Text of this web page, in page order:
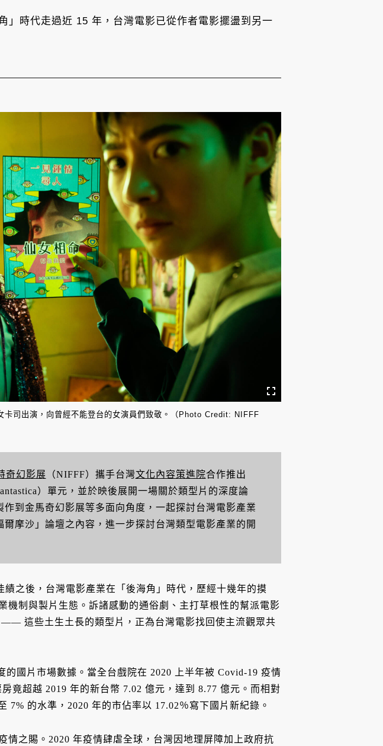
」時代走過近 15 年，台灣電影已從作者電影擺盪到另一
卡司出演，向曾經不能登台的女演員們致敬。（Photo Credit: NIFFF
奇幻影展 （NIFFF）攜手台灣文化內容策進院合作推出
）單元，並於映後展開一場關於類型片的深度論
到金馬奇幻影展等多面向角度，一起探討台灣電影產業
摩沙」論壇之內容，進一步探討台灣類型電影產業的開
績之後，台灣電影產業在「後海角」時代，歷經十幾年的摸
機制與製片生態。訴諸感動的通俗劇、主打草根性的幫派電影
這些土生土長的類型片，正為台灣電影找回使主流觀眾共
的國片市場數據。當全台戲院在 2020 上半年被 Covid-19 疫情
竟超越 2019 年的新台幣 7.02 億元，達到 8.77 億元。而相對
7% 的水準，2020 年的市佔率以 17.02％寫下國片新紀錄。
情之賜。2020 年疫情肆虐全球，台灣因地理屏障加上政府抗